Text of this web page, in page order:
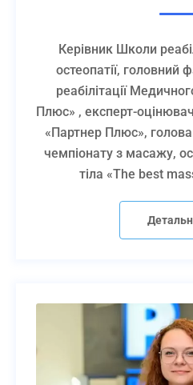
додаючи в роботу
5. Застосовувати
при різних
та ураженнях
ШКТ, поєднуючи
– Теорія – 2
майстер-класами
– 3 місяці
Керівник Школи
остеопатії, головний
реабілітації
Плюс» , експерт-
«Партнер Плюс»,
чемпіонату з масажу,
тіла «The best